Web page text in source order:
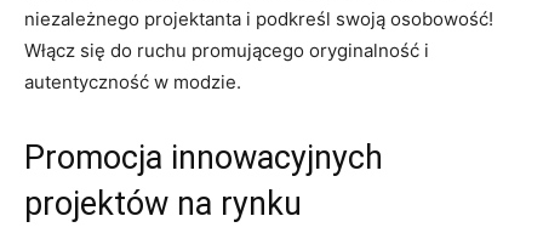
niezależnego projektanta i ‍podkreśl swoją osobowość!⁤
Włącz się do ruchu promującego⁤ oryginalność i
‍autentyczność w modzie.
Promocja innowacyjnych
projektów‌ na rynku